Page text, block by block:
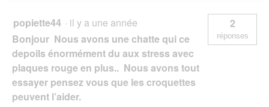
popiette44 · il y a une année
Bonjour Nous avons une chatte qui ce
depoils énormément du aux stress avec
plaques rouge en plus.. Nous avons tout
essayer pensez vous que les croquettes
peuvent l’aider.
2
réponses